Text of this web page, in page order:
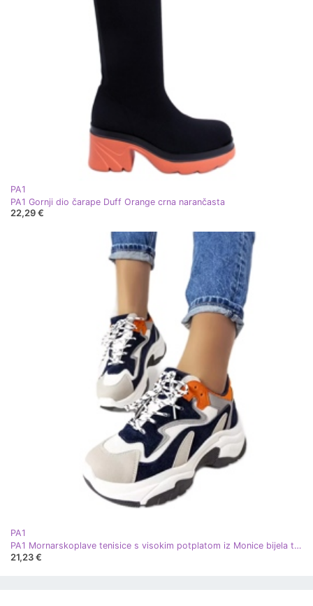
PA1
PA1 Gornji dio čarape Duff Orange crna narančasta
22,29 €
PA1
PA1 Mornarskoplave tenisice s visokim potplatom iz Monice bijela tamnoplava narančasta siva
21,23 €